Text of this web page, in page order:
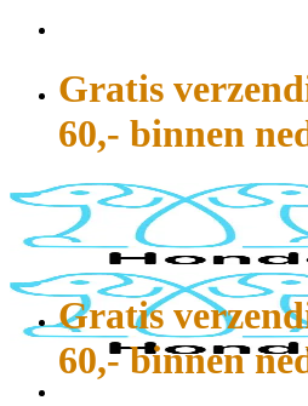
Gratis
60,- binnen
Gratis
60,- binnen